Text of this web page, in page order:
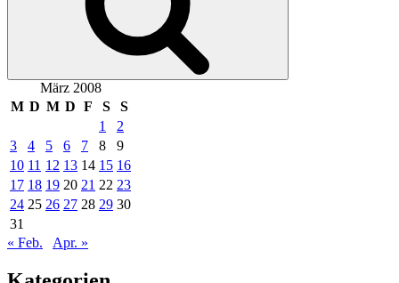
März 2008
M D M D F S
S
1
2
3
4 5 6 7 8
9
10 11 12 13 14 15 16
17 18 19 20 21 22 23
24 25 26 27 28 29 30
31
« Feb.
Apr. »